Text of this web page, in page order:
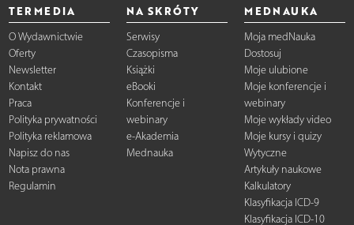
TERMEDIA
O Wydawnictwie
Oferty
Newsletter
Kontakt
Praca
Polityka prywatności
Polityka reklamowa
Napisz do nas
Nota prawna
Regulamin
NA SKRÓTY
Serwisy
Czasopisma
Książki
eBooki
Konferencje i
webinary
e-Akademia
Mednauka
MEDNAUKA
Moja medNauka
Dostosuj
Moje ulubione
Moje konferencje i
webinary
Moje wykłady video
Moje kursy i quizy
Wytyczne
Artykuły naukowe
Kalkulatory
Klasyfikacja ICD-9
Klasyfikacja ICD-10